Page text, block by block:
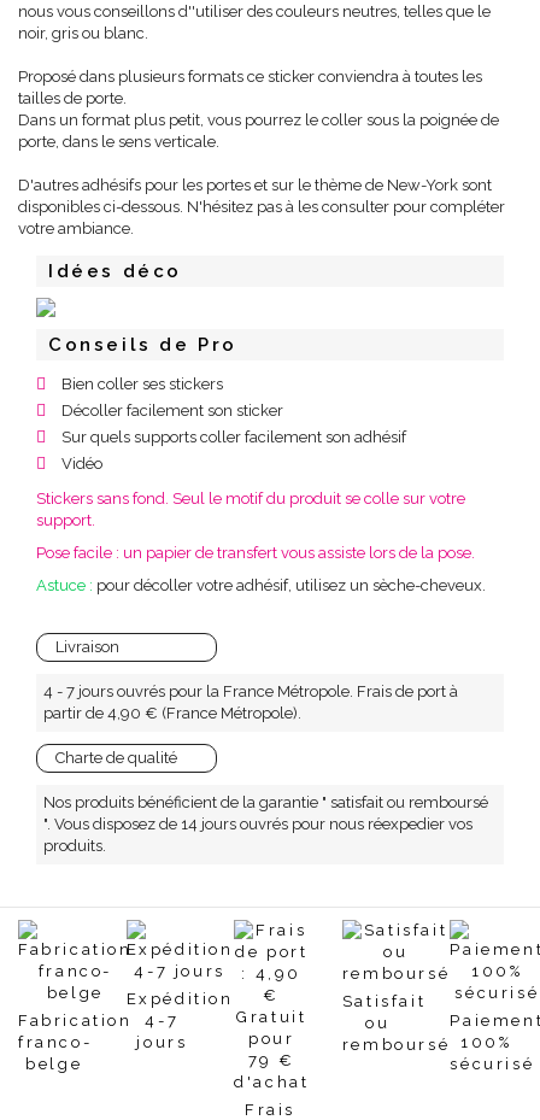
nous vous conseillons d''utiliser des couleurs neutres, telles que le
noir, gris ou blanc.
Proposé dans plusieurs formats ce sticker conviendra à toutes les
tailles de porte.
Dans un format plus petit, vous pourrez le coller sous la poignée de
porte, dans le sens verticale.
D'autres adhésifs pour les portes et sur le thème de New-York sont
disponibles ci-dessous. N'hésitez pas à les consulter pour compléter
votre ambiance.
Idées déco
Conseils de Pro
Bien coller ses stickers
Décoller facilement son sticker
Sur quels supports coller facilement son adhésif
Vidéo
Stickers sans fond. Seul le motif du produit se colle sur votre
support.
Pose facile : un papier de transfert vous assiste lors de la pose.
Astuce : pour décoller votre adhésif, utilisez un sèche-cheveux.
Livraison
4 - 7 jours ouvrés pour la France Métropole. Frais de port à
partir de 4,90 € (France Métropole).
Charte de qualité
Nos produits bénéficient de la garantie " satisfait ou remboursé
". Vous disposez de 14 jours ouvrés pour nous réexpedier vos
produits.
Fabrication
franco-
belge
Expédition
4-7
jours
Frais
Satisfait
ou
remboursé
100%
sécurisé